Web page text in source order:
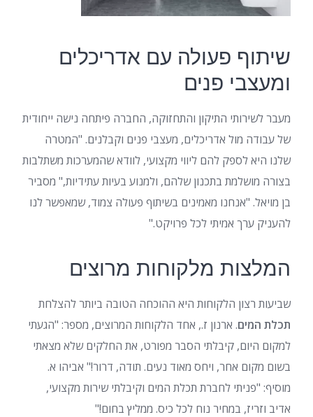
שיתוף פעולה עם אדריכלים
ומעצבי פנים
מעבר לשירותי התיקון והתחזוקה, החברה פיתחה נישה ייחודית
של עבודה מול אדריכלים, מעצבי פנים וקבלנים. "המטרה
שלנו היא לספק להם ליווי מקצועי, לוודא שהמערכות משתלבות
בצורה מושלמת בתכנון שלהם, ולמנוע בעיות עתידיות," מסביר
בן מויאל. "אנחנו מאמינים בשיתוף פעולה צמוד, שמאפשר לנו
להעניק ערך אמיתי לכל פרויקט."
המלצות מלקוחות מרוצים
שביעות רצון הלקוחות היא ההוכחה הטובה ביותר להצלחת
תכלת המים. ארנון ז., אחד הלקוחות המרוצים, מספר: "הגעתי
למקום היום, קיבלתי הסבר מפורט, את החלקים שלא מצאתי
בשום מקום אחר, ויחס מאוד נעים. תודה, דרור!" אביהו א.
מוסיף: "פניתי לחברת תכלת המים וקיבלתי שירות מקצועי,
אדיב וזריז, במחיר נוח לכל כיס. ממליץ בחום!"